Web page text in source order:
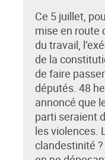
Ce 5 juillet,
mise en route
du travail,
de la
de faire
députés. 48
annoncé que
parti seraient
les violences.
clandestinité